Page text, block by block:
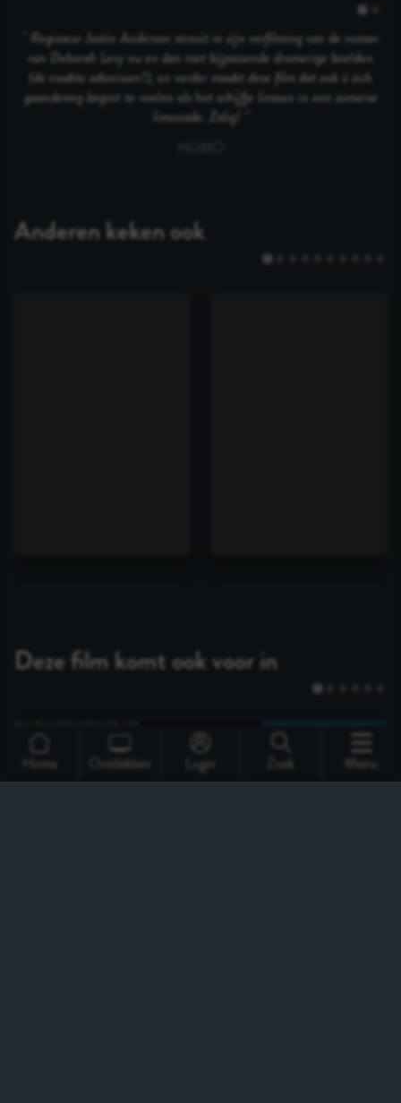
Regisseur Justin Anderson strooit in zijn verfilming van de roman
van Deborah Levy nu en dan met bijpassende dromerige beelden
(de naakte adonissen!), en verder maakt deze film dat ook ú zich
gaandeweg begint te voelen als het schijfje limoen in een zomerse
limonade. Zalig!
Home Ontdekken Login Zoek Menu